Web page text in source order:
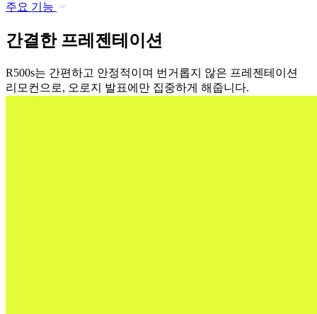
주요 기능
간결한 프레젠테이션
R500s는 간편하고 안정적이며 번거롭지 않은 프레젠테이션
리모컨으로, 오로지 발표에만 집중하게 해줍니다.